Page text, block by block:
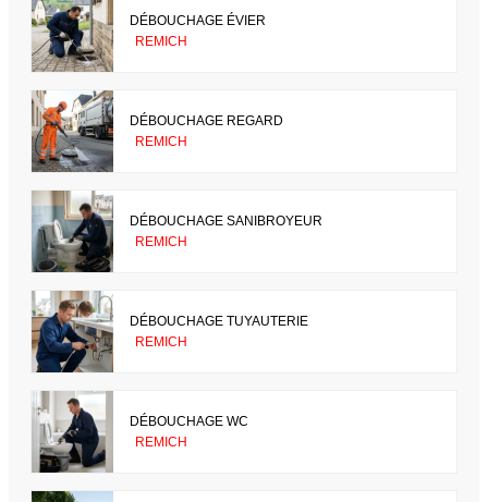
DÉBOUCHAGE ÉVIER
REMICH
DÉBOUCHAGE REGARD
REMICH
DÉBOUCHAGE SANIBROYEUR
REMICH
DÉBOUCHAGE TUYAUTERIE
REMICH
DÉBOUCHAGE WC
REMICH